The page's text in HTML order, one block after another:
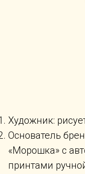
Художник:
Основатель
«Морошка» с
принтами